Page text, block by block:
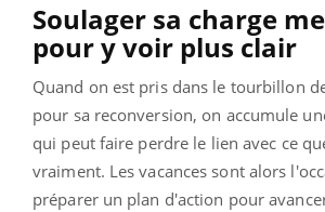
Soulager sa charge
pour y voir plus clair
Quand on est pris dans le tourbillon
pour sa reconversion, on accumule
qui peut faire perdre le lien avec ce
vraiment. Les vacances sont alors
préparer un plan d'action pour